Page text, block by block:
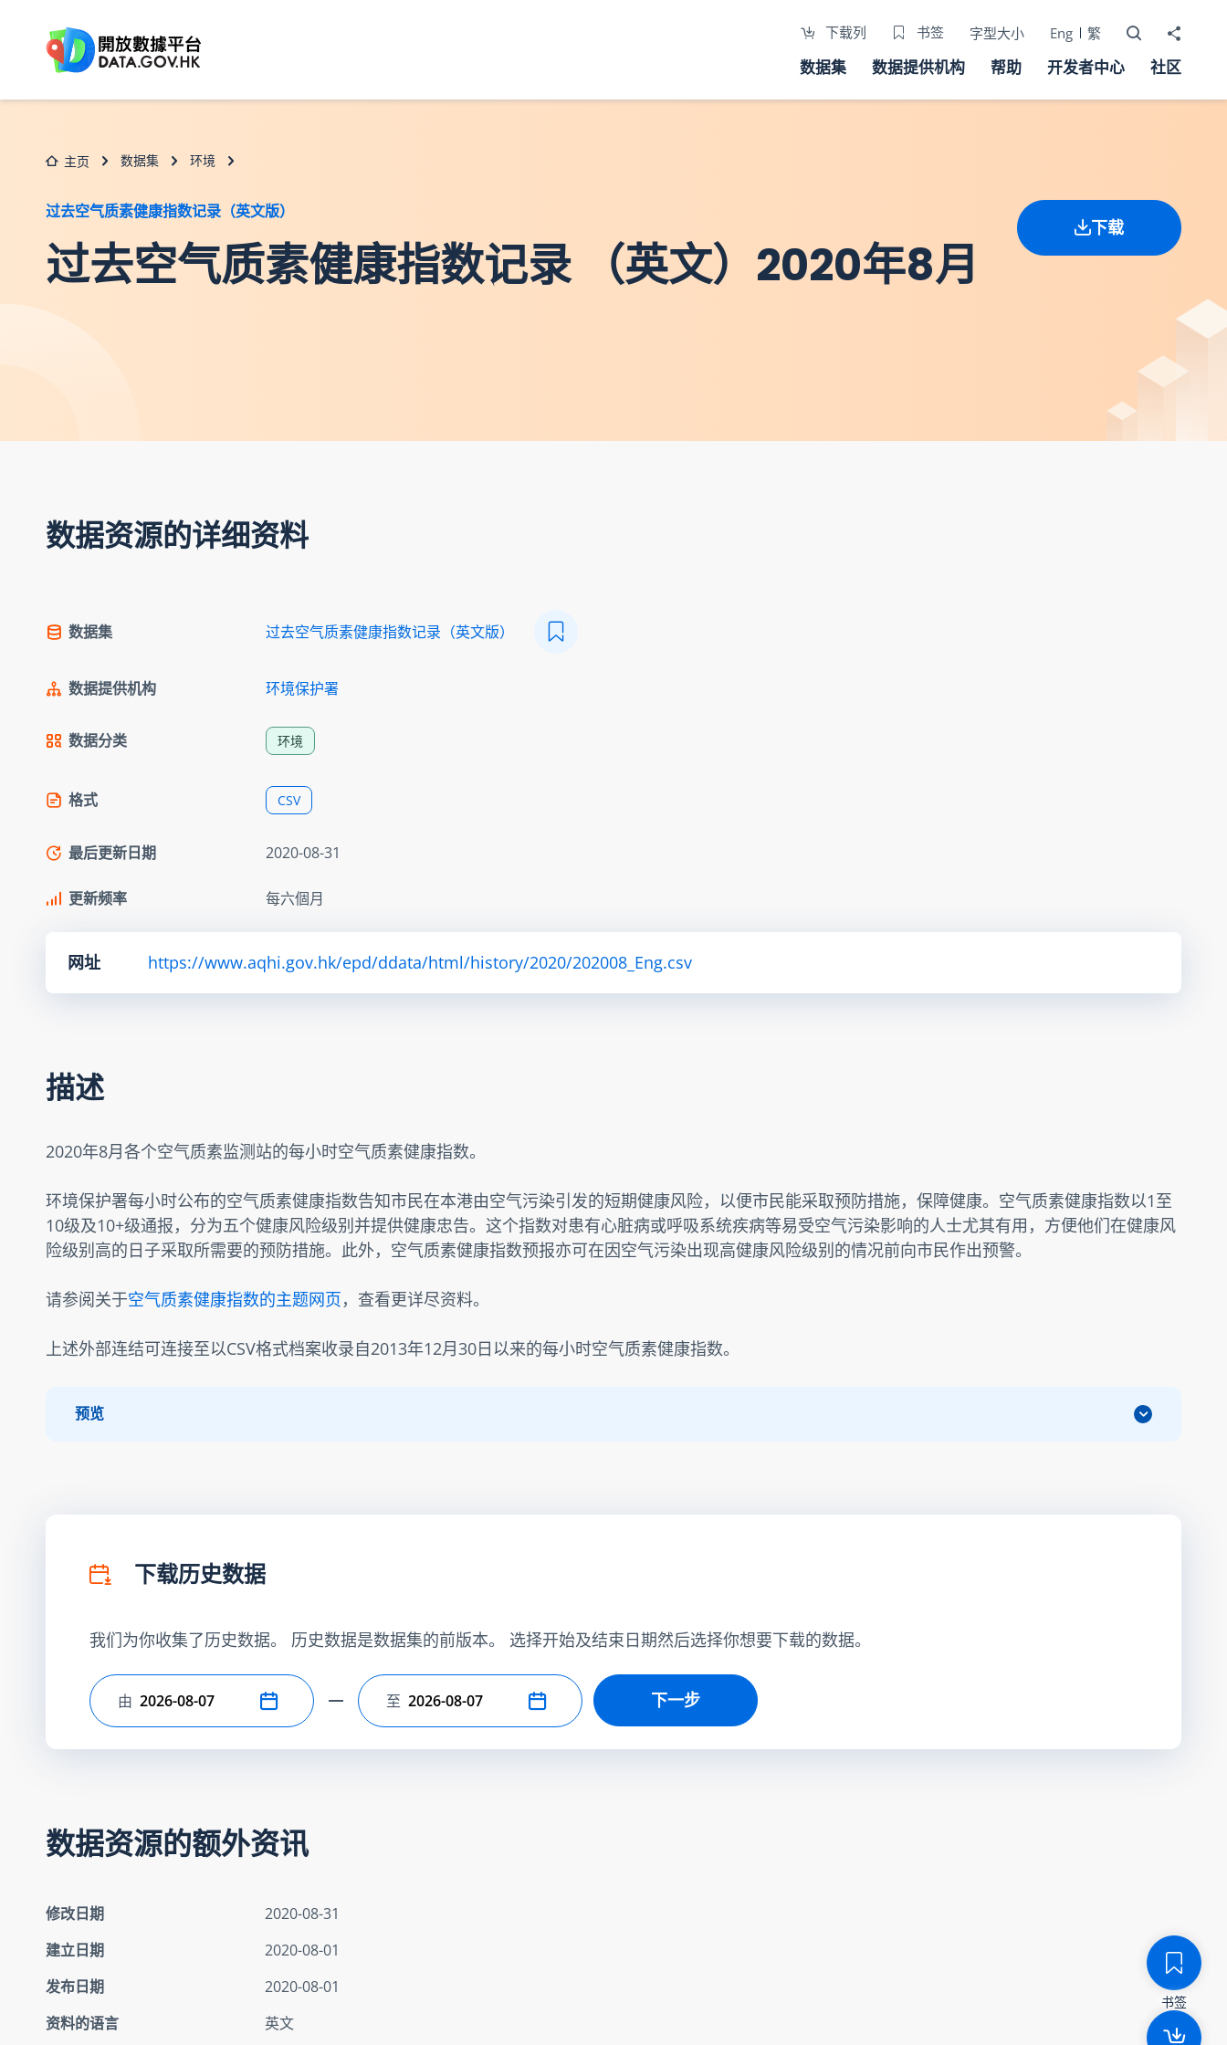
下载列 书签 字型大小 Eng 繁 打开搜寻器
分享至
数据集 数据提供机构 帮助 开发者中心 社区
主页 数据集 环境
过去空气质素健康指数记录（英文版）
过去空气质素健康指数记录 （英文）2020年8月
下载
数据资源的详细资料
数据集 过去空气质素健康指数记录（英文版）
数据提供机构 环境保护署
数据分类 环境
格式 CSV
最后更新日期 2020-08-31
更新频率 每六個月
网址 https://www.aqhi.gov.hk/epd/ddata/html/history/2020/202008_Eng.csv
描述
2020年8月各个空气质素监测站的每小时空气质素健康指数。
环境保护署每小时公布的空气质素健康指数告知市民在本港由空气污染引发的短期健康风险，以便市民能采取预防措施，保障健康。空气质素健康指数以1至
10级及10+级通报，分为五个健康风险级别并提供健康忠告。这个指数对患有心脏病或呼吸系统疾病等易受空气污染影响的人士尤其有用，方便他们在健康风
险级别高的日子采取所需要的预防措施。此外，空气质素健康指数预报亦可在因空气污染出现高健康风险级别的情况前向市民作出预警。
请参阅关于空气质素健康指数的主题网页，查看更详尽资料。
上述外部连结可连接至以CSV格式档案收录自2013年12月30日以来的每小时空气质素健康指数。
预览
下载历史数据
我们为你收集了历史数据。 历史数据是数据集的前版本。 选择开始及结束日期然后选择你想要下载的数据。
选择开始日期
由 选择结束日期
至 下一步
数据资源的额外资讯
修改日期
2020-08-31
建立日期
2020-08-01
发布日期
2020-08-01
资料的语言
英文
书签